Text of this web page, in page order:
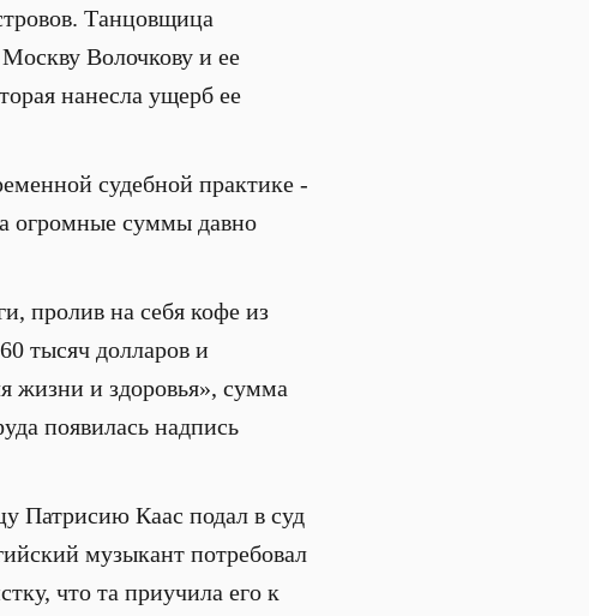
Танцовщица
Москву Волочкову и ее
нанесла ущерб ее
судебной практике -
огромные суммы давно
пролив на себя кофе из
тысяч долларов и
жизни и здоровья», сумма
появилась надпись
Патрисию Каас подал в суд
музыкант потребовал
что та приучила его к